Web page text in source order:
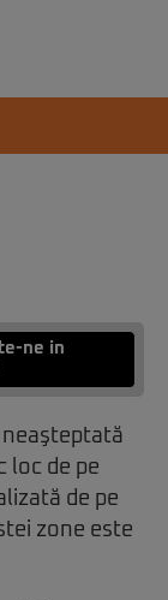
ne in
loc de pe
de pe
zone este